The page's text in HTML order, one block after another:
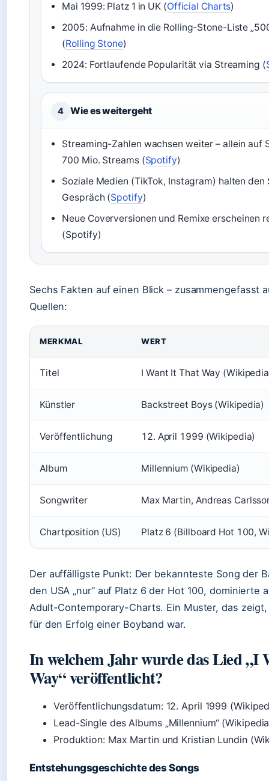
Mai 1999: Platz 1 in UK (Official Charts)
2005: Aufnahme in die Rolling-Stone-Liste
(Rolling Stone)
2024: Fortlaufende Popularität via Streaming (
4 Wie es weitergeht
Streaming-Zahlen wachsen weiter – allein auf
700 Mio. Streams (Spotify)
Soziale Medien (TikTok, Instagram) halten den
Gespräch (Spotify)
Neue Coverversionen und Remixe erscheinen
(Spotify)
Sechs Fakten auf einen Blick – zusammengefasst
Quellen:
MERKMAL WERT
Titel I Want It That Way
Künstler Backstreet Boys (Wikipedia)
Veröffentlichung 12. April 1999 (Wikipedia)
Album Millennium (Wikipedia)
Songwriter Max Martin, Andreas
Chartposition (US) Platz 6 (Billboard Hot 100,
Der auffälligste Punkt: Der bekannteste Song der
den USA „nur“ auf Platz 6 der Hot 100, dominierte
Adult-Contemporary-Charts. Ein Muster, das
für den Erfolg einer Boyband war.
In welchem Jahr wurde das Lied „I
Way“ veröffentlicht?
Veröffentlichungsdatum: 12. April 1999
Lead-Single des Albums „Millennium“
Produktion: Max Martin und Kristian Lundin
Entstehungsgeschichte des Songs